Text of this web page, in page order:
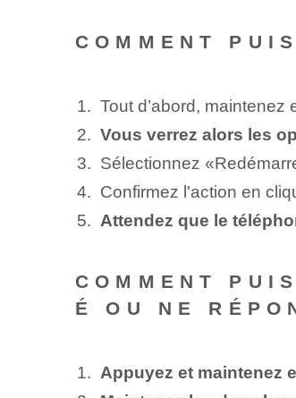
COMMENT
Tout d’abord,
Vous verrez alors les
Sélectionnez
Confirmez l'action en
Attendez que le
COMMENT
É OU NE
Appuyez et maintenez